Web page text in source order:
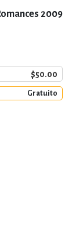
2009
$50.00
Gratuito